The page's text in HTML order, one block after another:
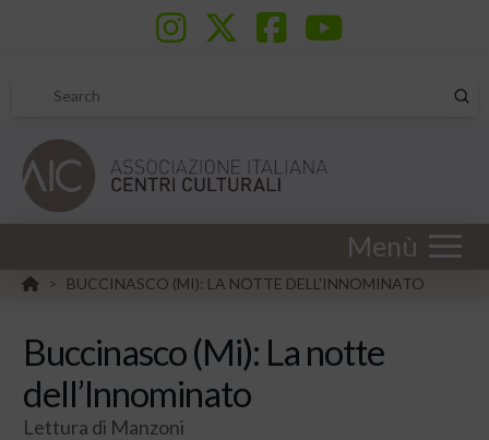
Search
Menù
HOME
> BUCCINASCO (MI): LA NOTTE DELL'INNOMINATO
Buccinasco (Mi): La notte
dell’Innominato
Lettura di Manzoni